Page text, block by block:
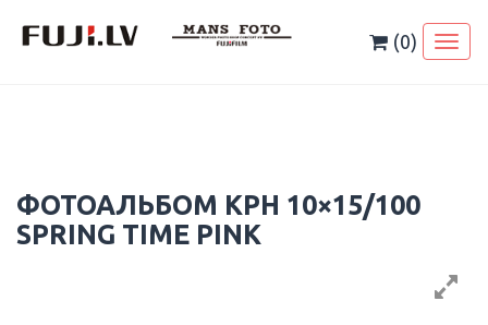
(0)
ФОТОАЛЬБОМ KPH 10×15/100
SPRING TIME PINK